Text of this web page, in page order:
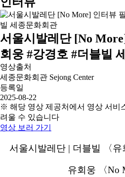
서울시발레단 [No
회웅 #강경호 #더블빌
영상출처
세종문화회관 Sejong Center
등록일
2025-08-22
※ 해당 영상 제공처에서 영상 서비
려울 수 있습니다
영상 보러 가기
서울시발레단 | 더블빌 〈유
유회웅 〈No